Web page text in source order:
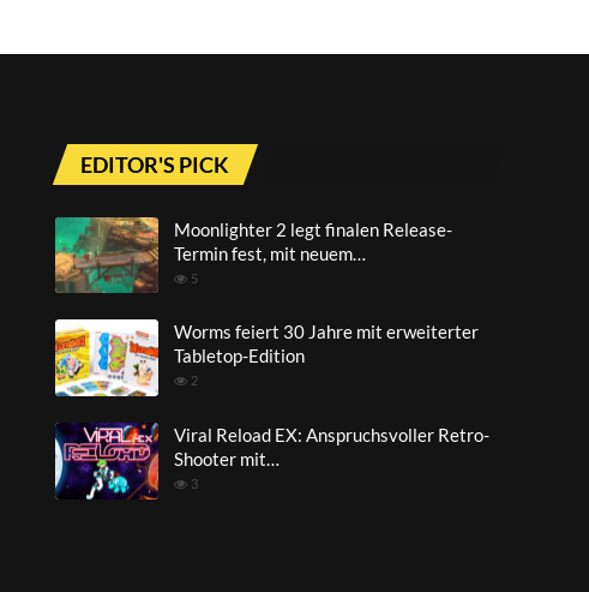
EDITOR'S PICK
Moonlighter 2 legt finalen Release-
Termin fest, mit neuem…
5
Worms feiert 30 Jahre mit erweiterter
Tabletop-Edition
2
Viral Reload EX: Anspruchsvoller Retro-
Shooter mit…
3